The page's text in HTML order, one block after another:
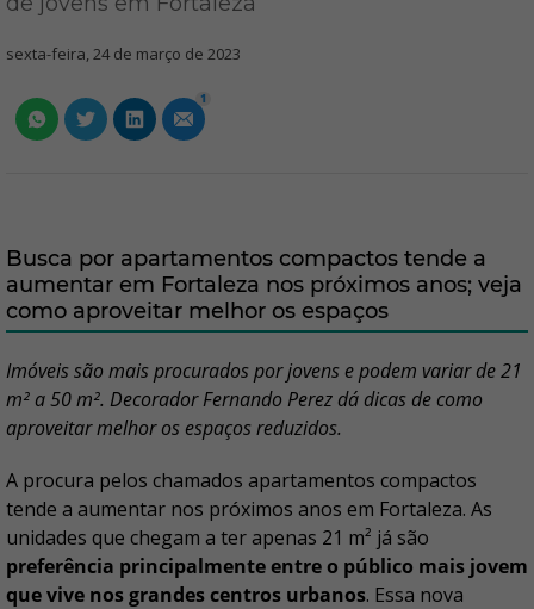
sexta-feira, 24 de março de 2023
1
Busca por apartamentos compactos tende a
aumentar em Fortaleza nos próximos anos; veja
como aproveitar melhor os espaços
Imóveis são mais procurados por jovens e podem variar de 21
m² a 50 m². Decorador Fernando Perez dá dicas de como
aproveitar melhor os espaços reduzidos.
A procura pelos chamados apartamentos compactos
tende a aumentar nos próximos anos em Fortaleza. As
unidades que chegam a ter apenas 21 m² já são
preferência principalmente entre o público mais jovem
que vive nos grandes centros urbanos. Essa nova